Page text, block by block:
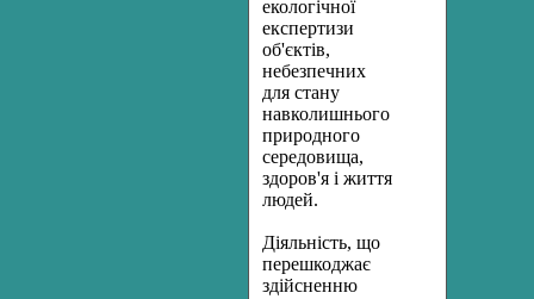
екологічної
експертизи
об'єктів,
небезпечних
для стану
навколишнього
природного
середовища,
здоров'я і життя
людей.
Діяльність, що
перешкоджає
здійсненню